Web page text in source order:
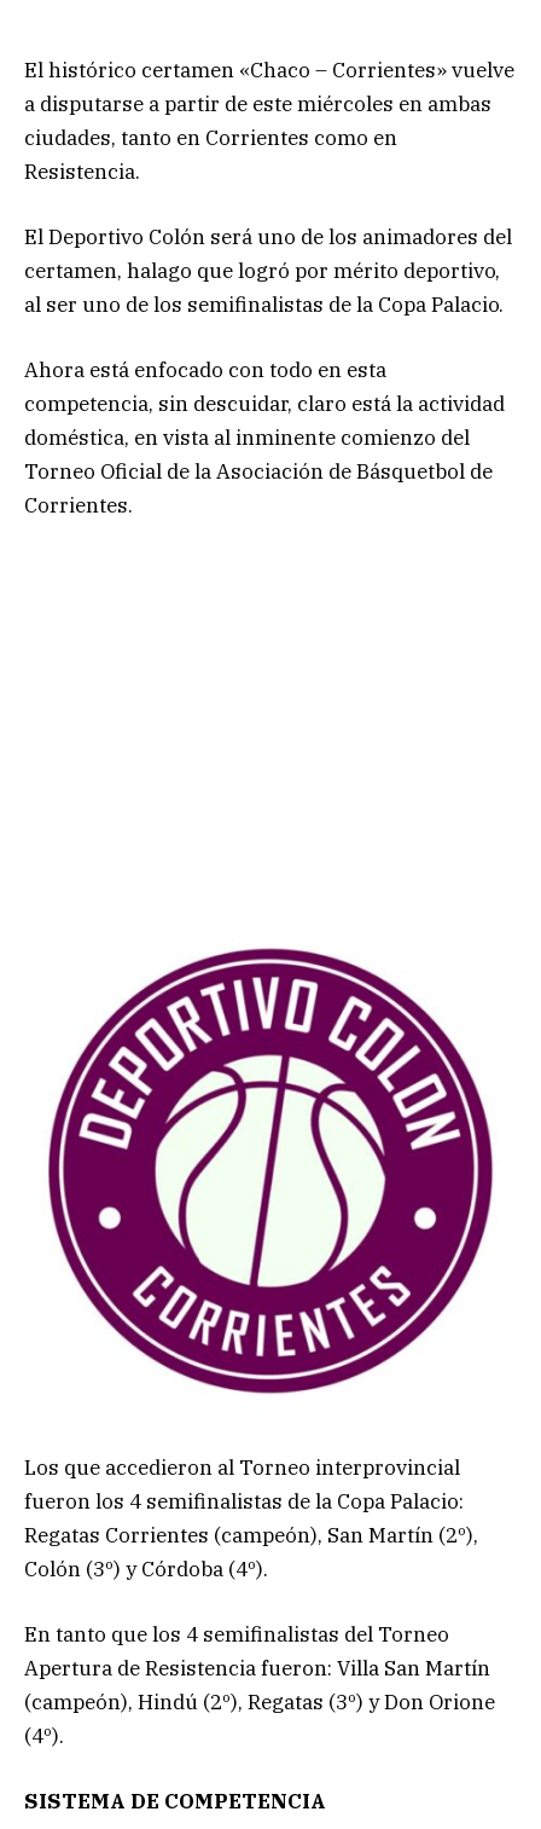
El histórico certamen «Chaco – Corrientes» vuelve
a disputarse a partir de este miércoles en ambas
ciudades, tanto en Corrientes como en
Resistencia.
El Deportivo Colón será uno de los animadores del
certamen, halago que logró por mérito deportivo,
al ser uno de los semifinalistas de la Copa Palacio.
Ahora está enfocado con todo en esta
competencia, sin descuidar, claro está la actividad
doméstica, en vista al inminente comienzo del
Torneo Oficial de la Asociación de Básquetbol de
Corrientes.
Los que accedieron al Torneo interprovincial
fueron los 4 semifinalistas de la Copa Palacio:
Regatas Corrientes (campeón), San Martín (2º),
Colón (3º) y Córdoba (4º).
En tanto que los 4 semifinalistas del Torneo
Apertura de Resistencia fueron: Villa San Martín
(campeón), Hindú (2º), Regatas (3º) y Don Orione
(4º).
SISTEMA DE COMPETENCIA